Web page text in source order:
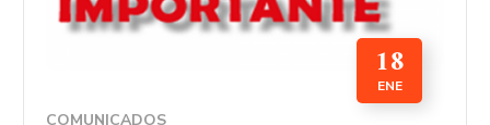
18
ENE
COMUNICADOS